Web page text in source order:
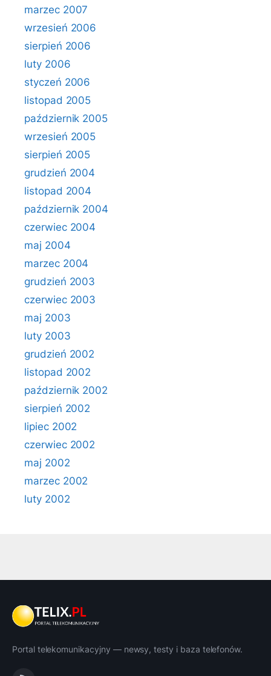
marzec 2007
wrzesień 2006
sierpień 2006
luty 2006
styczeń 2006
listopad 2005
październik 2005
wrzesień 2005
sierpień 2005
grudzień 2004
listopad 2004
październik 2004
czerwiec 2004
maj 2004
marzec 2004
grudzień 2003
czerwiec 2003
maj 2003
luty 2003
grudzień 2002
listopad 2002
październik 2002
sierpień 2002
lipiec 2002
czerwiec 2002
maj 2002
marzec 2002
luty 2002
Portal telekomunikacyjny — newsy, testy i baza telefonów.